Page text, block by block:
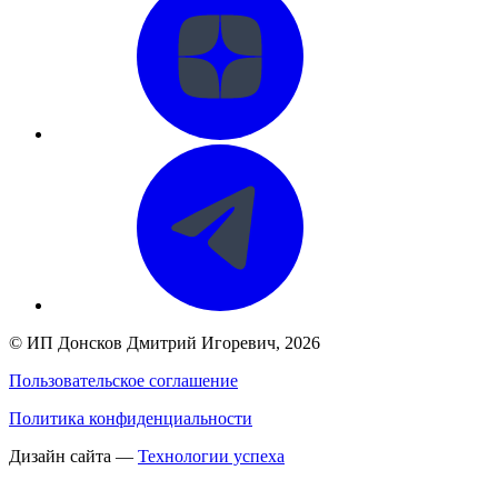
© ИП Донсков Дмитрий Игоревич, 2026
Пользовательское соглашение
Политика конфиденциальности
Дизайн сайта — Технологии успеха